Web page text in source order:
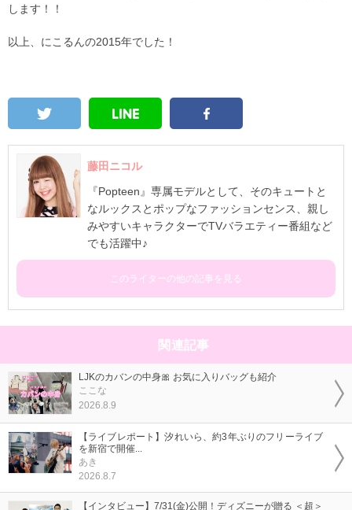
します！！
以上、にこるんの2015年でした！
藤田ニコル
『Popteen』専属モデルとして、そのキュートと
なルックスとポップなファッションセンス、親し
みやすいキャラクターでTVバラエティー番組など
でも活躍中♪
このライターの他の記事を見る
関連記事
LJKのカバンの中身🎀 お気に入りバッグも紹介
ここな
2026.8.9
【ライブレポート】汐れいら、約3年ぶりのフリーライブ
を新宿で開催...
あき
2026.8.7
【インタビュー】7/31(金)公開！ディズニーが贈る ＜超＞